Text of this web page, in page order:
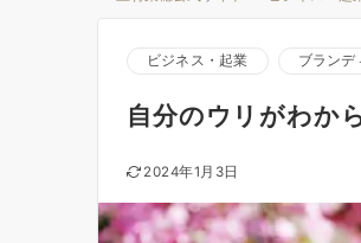
ビジネス・起業 ブランデ
自分のウリがわか
2024年1月3日